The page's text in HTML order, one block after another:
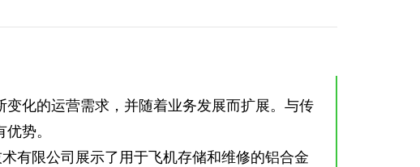
化的运营需求，并随着业务发展而扩展。与传
势。
有限公司展示了用于飞机存储和维修的铝合金